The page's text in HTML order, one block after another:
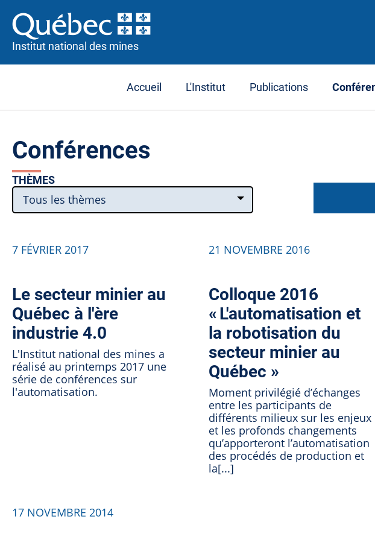
Institut national des mines
Accueil L'Institut Publications
Conférences
THÈMES
Tous les thèmes
7 FÉVRIER 2017
Le secteur minier au
Québec à l'ère
industrie 4.0
L'Institut national des mines a
réalisé au printemps 2017 une
série de conférences sur
l'automatisation.
21 NOVEMBRE 2016
Colloque 2016
« L'automatisation et
la robotisation du
secteur minier au
Québec »
Moment privilégié d’échanges
entre les participants de
différents milieux sur les enjeux
et les profonds changements
qu’apporteront l’automatisation
des procédés de production et
la[...]
17 NOVEMBRE 2014